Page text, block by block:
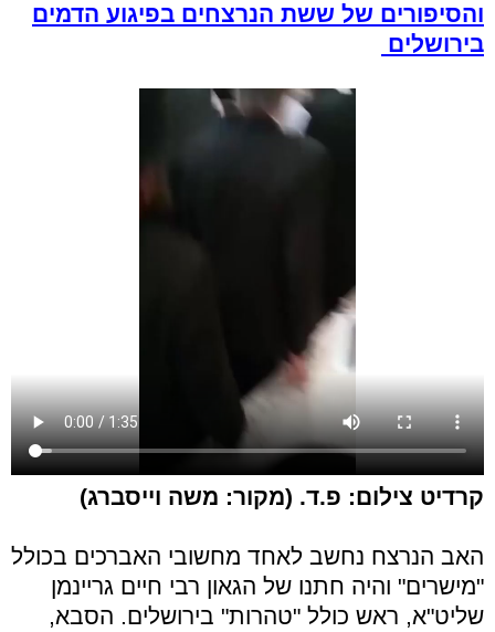
והסיפורים של ששת הנרצחים בפיגוע הדמים
בירושלים
קרדיט צילום: פ.ד. (מקור: משה וייסברג)
האב הנרצח נחשב לאחד מחשובי האברכים בכולל
"מישרים" והיה חתנו של הגאון רבי חיים גריינמן
שליט"א, ראש כולל "טהרות" בירושלים. הסבא,